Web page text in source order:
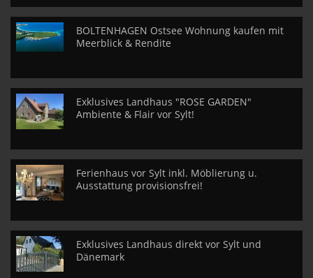
BOLTENHAGEN Ostsee Wohnung kaufen mit
Meerblick & Rendite
Exklusives Landhaus "ROSE GARDEN"
Ambiente & Flair vor Sylt!
Ferienhaus vor Sylt inkl. Möblierung u.
Ausstattung provisionsfrei!
Exklusives Landhaus direkt vor Sylt und
Dänemark